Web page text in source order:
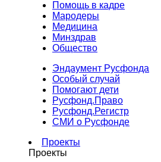
Помощь в кадре
Мародеры
Медицина
Минздрав
Общество
Эндаумент Русфонда
Особый случай
Помогают дети
Русфонд.Право
Русфонд.Регистр
СМИ о Русфонде
Проекты
Проекты